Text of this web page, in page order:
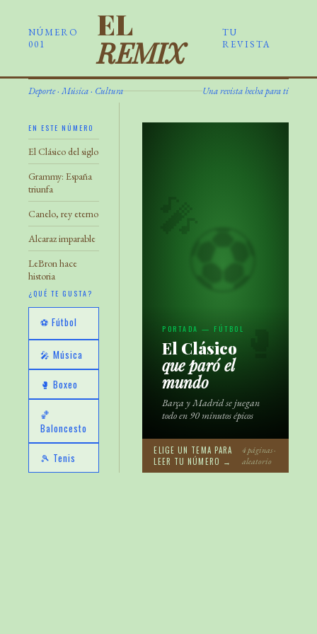
NÚMERO
001
EL
REMIX
TU
REVISTA
Deporte · Música · Cultura Una revista hecha para ti
EN ESTE NÚMERO
El Clásico del siglo
Grammy: España
triunfa
Canelo, rey eterno
Alcaraz imparable
LeBron hace
historia
¿QUÉ TE GUSTA?
⚽ Fútbol
🎤 Música
🥊 Boxeo
🏀
Baloncesto
🎾 Tenis
⚽
🥊
PORTADA — FÚTBOL
El Clásico
que paró el
mundo
Barça y Madrid se juegan
todo en 90 minutos épicos
ELIGE UN TEMA PARA
LEER TU NÚMERO →
4 páginas ·
aleatorio